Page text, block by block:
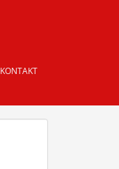
KONTAKT